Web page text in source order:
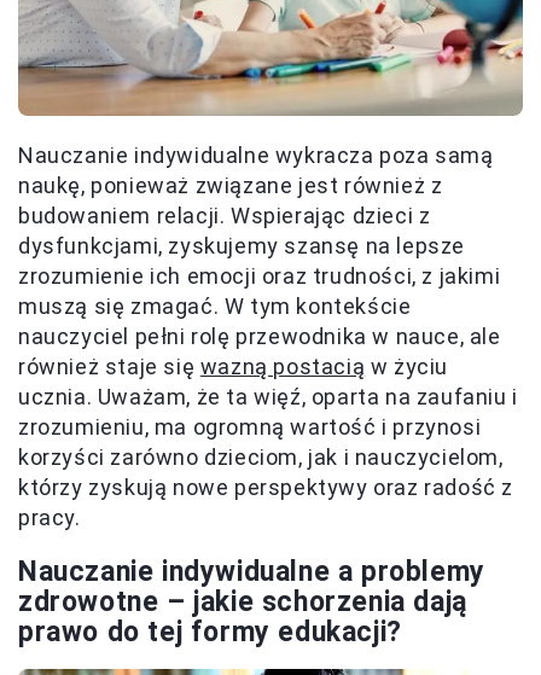
Nauczanie indywidualne wykracza poza samą
naukę, ponieważ związane jest również z
budowaniem relacji. Wspierając dzieci z
dysfunkcjami, zyskujemy szansę na lepsze
zrozumienie ich emocji oraz trudności, z jakimi
muszą się zmagać. W tym kontekście
nauczyciel pełni rolę przewodnika w nauce, ale
również staje się wazną postacią w życiu
ucznia. Uważam, że ta więź, oparta na zaufaniu i
zrozumieniu, ma ogromną wartość i przynosi
korzyści zarówno dzieciom, jak i nauczycielom,
którzy zyskują nowe perspektywy oraz radość z
pracy.
Nauczanie indywidualne a problemy
zdrowotne – jakie schorzenia dają
prawo do tej formy edukacji?